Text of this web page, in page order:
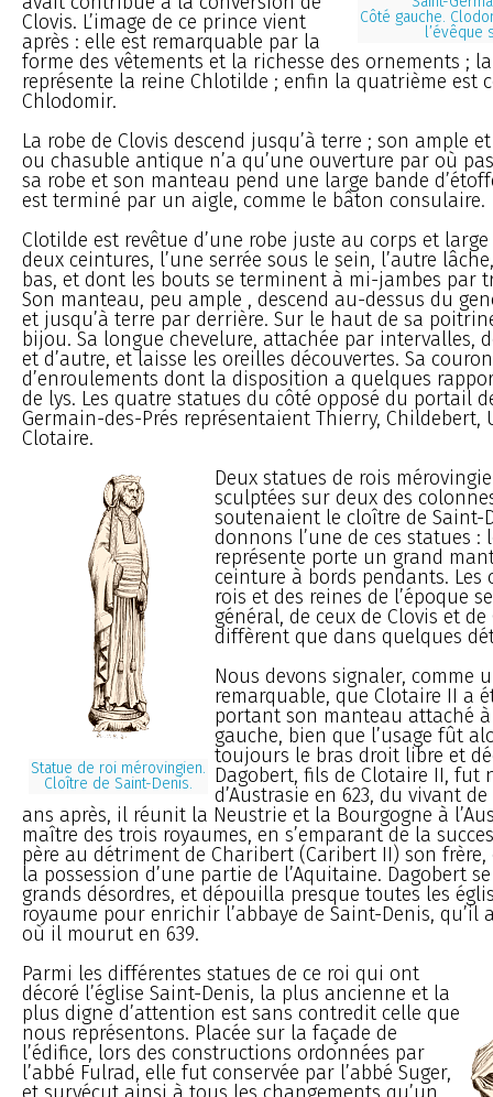
Côté gauche.
l’évêque
Clovis. L’image de ce prince vient
après : elle est remarquable par la
forme des vêtements et la richesse des ornements ;
représente la reine Chlotilde ; enfin la quatrième est
Chlodomir.
La robe de Clovis descend jusqu’à terre ; son ample
ou chasuble antique n’a qu’une ouverture par où
sa robe et son manteau pend une large bande
est terminé par un aigle, comme le bâton consulaire.
Clotilde est revêtue d’une robe juste au corps et
deux ceintures, l’une serrée sous le sein, l’autre
bas, et dont les bouts se terminent à mi-jambes par
Son manteau, peu ample , descend au-dessus du
et jusqu’à terre par derrière. Sur le haut de sa
bijou. Sa longue chevelure, attachée par intervalles,
et d’autre, et laisse les oreilles découvertes. Sa
d’enroulements dont la disposition a quelques
de lys. Les quatre statues du côté opposé du portail
Germain-des-Prés représentaient Thierry, Childebert,
Clotaire.
Statue de roi mérovingien.
Cloître de Saint-Denis.
Deux statues de rois
sculptées sur deux des
soutenaient le cloître de Saint-
donnons l’une de ces statues :
représente porte un grand
ceinture à bords pendants. Les
rois et des reines de l’époque
général, de ceux de Clovis et
diffèrent que dans quelques
Nous devons signaler, comme
remarquable, que Clotaire II a
portant son manteau attaché à
gauche, bien que l’usage fût
toujours le bras droit libre et
Dagobert, fils de Clotaire II, fut
d’Austrasie en 623, du vivant
ans après, il réunit la Neustrie et la Bourgogne à
maître des trois royaumes, en s’emparant de la
père au détriment de Charibert (Caribert II) son frère,
la possession d’une partie de l’Aquitaine. Dagobert
grands désordres, et dépouilla presque toutes les
royaume pour enrichir l’abbaye de Saint-Denis, qu’il
où il mourut en 639.
Parmi les différentes statues de ce roi qui ont
décoré l’église Saint-Denis, la plus ancienne et la
plus digne d’attention est sans contredit celle que
nous représentons. Placée sur la façade de
l’édifice, lors des constructions ordonnées par
l’abbé Fulrad, elle fut conservée par l’abbé Suger,